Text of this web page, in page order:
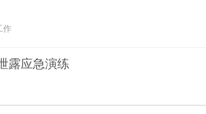
作
露应急演练